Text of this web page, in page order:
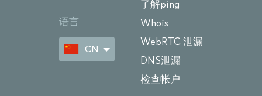
语言
CN
了解ping
Whois
WebRTC 泄漏
DNS泄漏
检查帐户